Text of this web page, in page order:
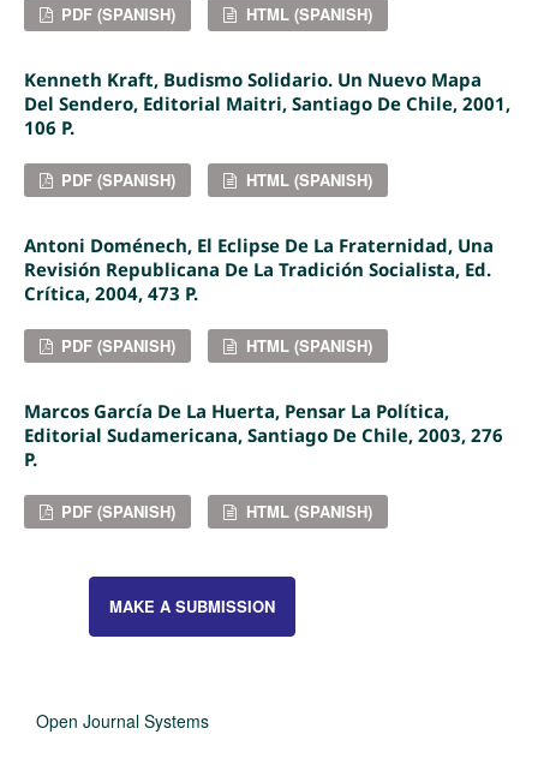
PDF (SPANISH) HTML (SPANISH)
Kenneth Kraft, Budismo Solidario. Un Nuevo Mapa
Del Sendero, Editorial Maitri, Santiago De Chile, 2001,
106 P.
PDF (SPANISH) HTML (SPANISH)
Antoni Doménech, El Eclipse De La Fraternidad, Una
Revisión Republicana De La Tradición Socialista, Ed.
Crítica, 2004, 473 P.
PDF (SPANISH) HTML (SPANISH)
Marcos García De La Huerta, Pensar La Política,
Editorial Sudamericana, Santiago De Chile, 2003, 276
P.
PDF (SPANISH) HTML (SPANISH)
MAKE A SUBMISSION
Open Journal Systems